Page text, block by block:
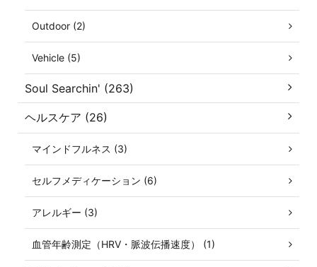
Outdoor (2)
Vehicle (5)
Soul Searchin' (263)
ヘルスケア (26)
マインドフルネス (3)
セルフメディケーション (6)
アレルギー (3)
血管年齢測定（HRV・脈波伝播速度） (1)